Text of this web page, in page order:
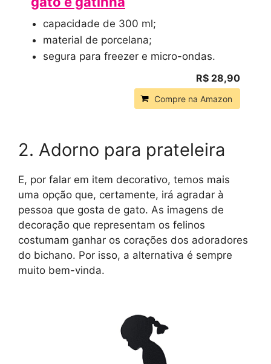
capacidade de 300 ml;
material de porcelana;
segura para freezer e micro-ondas.
R$ 28,90
Compre na Amazon
2. Adorno para prateleira
E, por falar em item decorativo, temos mais
uma opção que, certamente, irá agradar à
pessoa que gosta de gato. As imagens de
decoração que representam os felinos
costumam ganhar os corações dos adoradores
do bichano. Por isso, a alternativa é sempre
muito bem-vinda.